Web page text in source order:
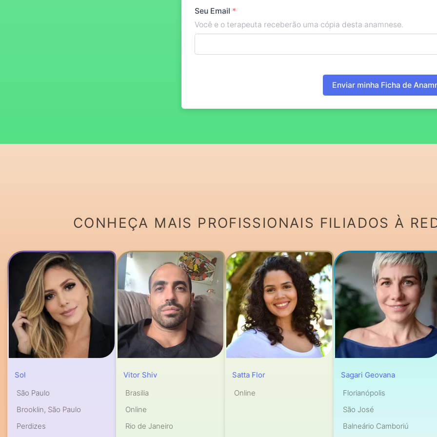
Seu Email *
Você e o terapeuta receberão uma cópia desta anamnese.
Enviar minha Ficha de
CONHEÇA MAIS PROFISSIONAIS FILIADOS À
Sol
São Paulo
Brooklin, São Paulo
Perdizes
Vitor Shiv
Brasilia
Online
Rio de Janeiro
Satta Flor
Online
Sagari Geovana
Florianópolis
São José
Balneário Camboriú